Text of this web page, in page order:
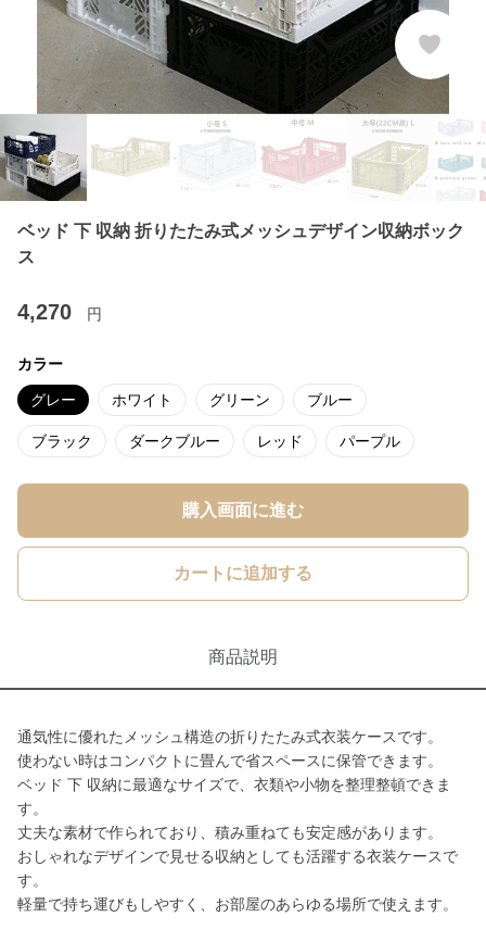
ベッド 下 収納 折りたたみ式メッシュデザイン収納ボック
ス
4,270 円
カラー
グレー ホワイト グリーン ブルー
ブラック ダークブルー レッド パープル
購入画面に進む
カートに追加する
商品説明
通気性に優れたメッシュ構造の折りたたみ式衣装ケースです。
使わない時はコンパクトに畳んで省スペースに保管できます。
ベッド 下 収納に最適なサイズで、衣類や小物を整理整頓できま
す。
丈夫な素材で作られており、積み重ねても安定感があります。
おしゃれなデザインで見せる収納としても活躍する衣装ケースで
す。
軽量で持ち運びもしやすく、お部屋のあらゆる場所で使えます。